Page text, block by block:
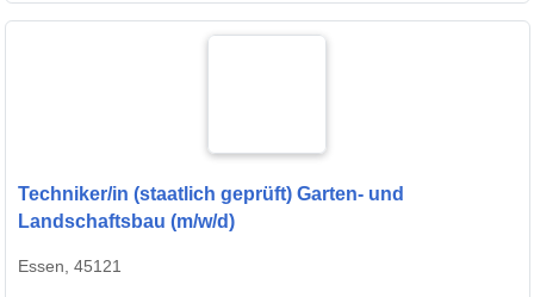
Techniker/in (staatlich geprüft) Garten- und
Landschaftsbau (m/w/d)
Essen, 45121